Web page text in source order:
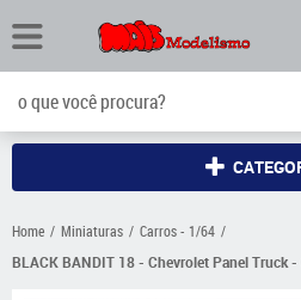
Home Miniaturas
Carros - 1/64
BLACK BANDIT 18 - Chevrolet Panel Truck